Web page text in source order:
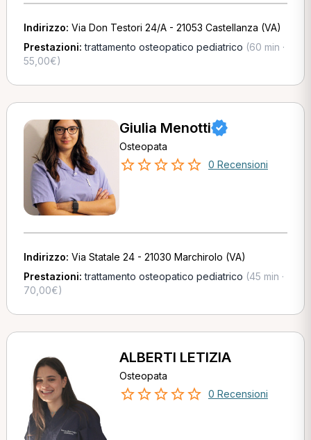
Indirizzo: Via Don Testori 24/A - 21053 Castellanza (VA)
Prestazioni:trattamento osteopatico pediatrico (60 min ·
55,00€)
Giulia Menotti
Osteopata
0 Recensioni
Indirizzo: Via Statale 24 - 21030 Marchirolo (VA)
Prestazioni:trattamento osteopatico pediatrico (45 min ·
70,00€)
ALBERTI LETIZIA
Osteopata
0 Recensioni